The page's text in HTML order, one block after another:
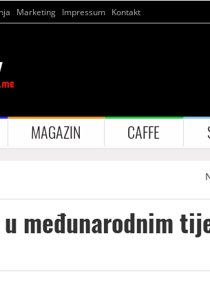
Marketing Impressum Kontakt
MAGAZIN CAFFE
međunarodnim